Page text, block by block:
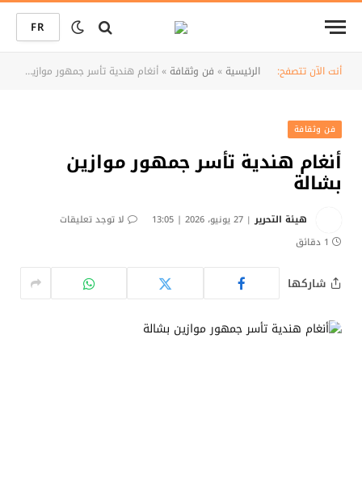
FR
أنت الآن تتصفح: الرئيسية» فن وثقافة»أنغام هندية تأسر جمهور موازين بشالة
فن وثقافة
أنغام هندية تأسر جمهور موازين
بشالة
هيئة التحرير 27 يونيو، 2026 | 13:05
لا توجد تعليقات
1 دقائق
شاركها